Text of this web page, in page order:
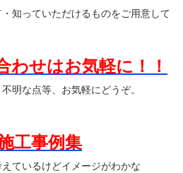
知っていただけるものをご用意して
わせはお気軽に！！
明な点等、お気軽にどうぞ。
工事例集
ているけどイメージがわかな